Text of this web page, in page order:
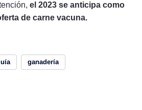
el 2023 se anticipa como
de carne vacuna.
ganadería